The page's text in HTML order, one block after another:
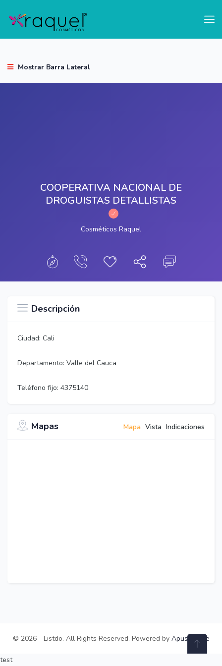
Mostrar Barra Lateral
COOPERATIVA NACIONAL DE
DROGUISTAS DETALLISTAS
Cosméticos Raquel
Descripción
Ciudad: Cali
Departamento: Valle del Cauca
Teléfono fijo: 4375140
Mapas Mapa Vista Indicaciones
© 2026 - Listdo. All Rights Reserved. Powered by ApusTheme
test